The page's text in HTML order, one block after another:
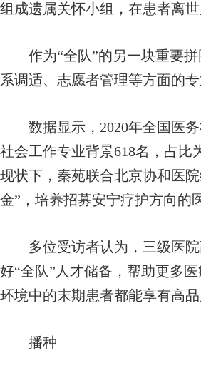
组成遗属关怀小组，在患者离
作为“全队”的另一块重要拼
系调适、志愿者管理等方面的专
数据显示，2020年全国医务
社会工作专业背景618名，占比
现状下，秦苑联合北京协和医
金”，培养招募安宁疗护方向的
多位受访者认为，三级医院
好“全队”人才储备，帮助更多
环境中的末期患者都能享有高品
播种